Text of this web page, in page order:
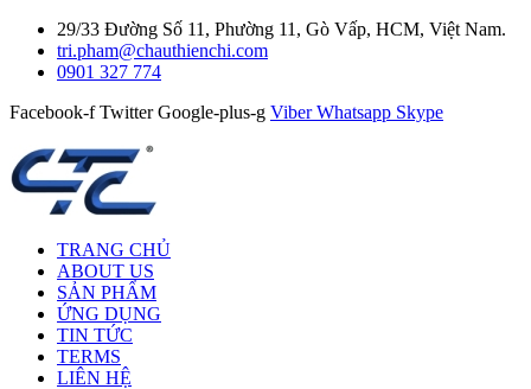
29/33 Đường Số 11, Phường 11, Gò Vấp, HCM, Việt Nam.
tri.pham@chauthienchi.com
0901 327 774
Facebook-f Twitter Google-plus-g Viber Whatsapp Skype
TRANG CHỦ
ABOUT US
SẢN PHẨM
ỨNG DỤNG
TIN TỨC
TERMS
LIÊN HỆ